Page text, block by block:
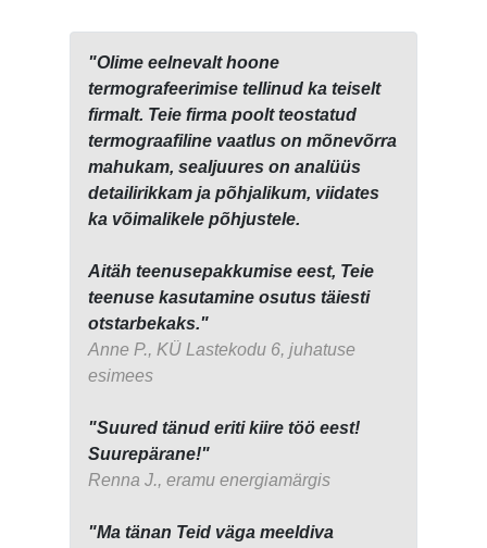
"Olime eelnevalt hoone
termografeerimise tellinud ka teiselt
firmalt. Teie firma poolt teostatud
termograafiline vaatlus on mõnevõrra
mahukam, sealjuures on analüüs
detailirikkam ja põhjalikum, viidates
ka võimalikele põhjustele.
Aitäh teenusepakkumise eest, Teie
teenuse kasutamine osutus täiesti
otstarbekaks."
Anne P., KÜ Lastekodu 6, juhatuse
esimees
"Suured tänud eriti kiire töö eest!
Suurepärane!"
Renna J., eramu energiamärgis
"Ma tänan Teid väga meeldiva